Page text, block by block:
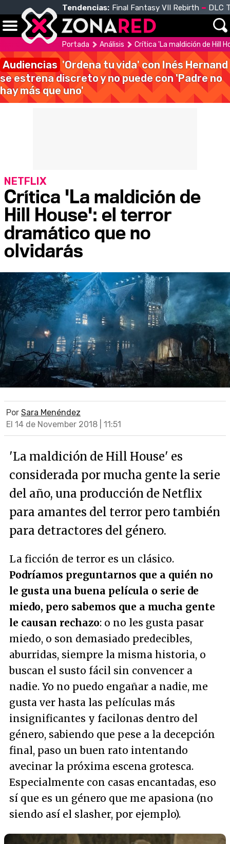
Tendencias: Final Fantasy VII Rebirth DLC
Portada Análisis Crítica 'La maldición de Hill
Audiencias 'Ordena tu vida' con Inés Hernand
se estrena discreto y no puede con 'Padre no
hay más que uno'
Crítica 'La maldición de
Hill House': el terror
dramático que no
olvidarás
NETFLIX
Por Sara Menéndez
El 14 de November 2018 | 11:51
'La maldición de Hill House' es
considerada por mucha gente la serie
del año, una producción de Netflix
para amantes del terror pero también
para detractores del género.
La ficción de terror es un clásico.
Podríamos preguntarnos que a quién no
le gusta una buena película o serie de
miedo, pero sabemos que a mucha gente
le causan rechazo: o no les gusta pasar
miedo, o son demasiado predecibles,
aburridas, siempre la misma historia, o
buscan el susto fácil sin convencer a
nadie. Yo no puedo engañar a nadie, me
gusta ver hasta las películas más
insignificantes y facilonas dentro del
género, sabiendo que pese a la decepción
final, paso un buen rato intentando
avecinar la próxima escena grotesca.
Especialmente con casas encantadas, eso
sí que es un género que me apasiona (no
siendo así el slasher, por ejemplo).